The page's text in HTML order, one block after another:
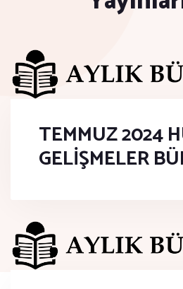
TEMMUZ 2024
GELİŞMELER